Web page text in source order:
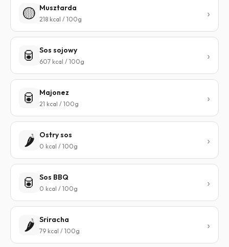
🟡 Musztarda
218 kcal / 100g
🥫 Sos sojowy
607 kcal / 100g
🥫 Majonez
21 kcal / 100g
🌶️ Ostry sos
0 kcal / 100g
🥫 Sos BBQ
0 kcal / 100g
🌶️ Sriracha
79 kcal / 100g